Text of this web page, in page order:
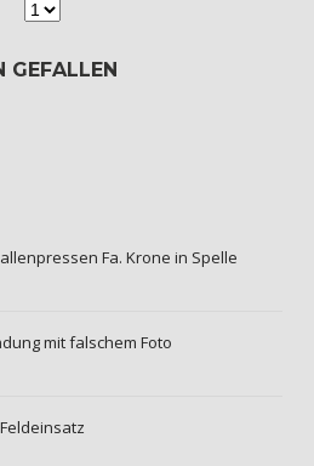
GEFALLEN
Fa. Krone in Spelle
mit falschem Foto